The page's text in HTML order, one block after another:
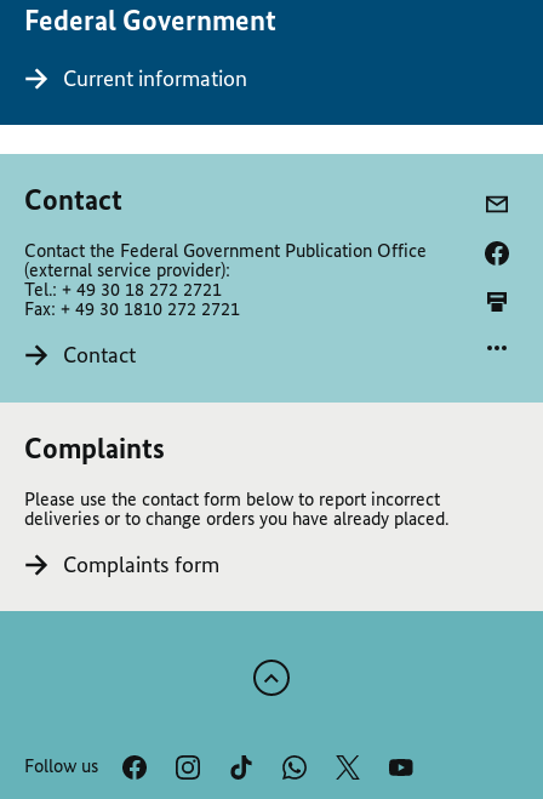
Federal Government
Current information
Contact
Contact the Federal Government Publication Office
(external service provider):
Tel.: + 49 30 18 272 2721
Fax: + 49 30 1810 272 2721
Contact
Complaints
Please use the contact form below to report incorrect
deliveries or to change orders you have already placed.
Complaints form
Scroll
the
top
Follow us